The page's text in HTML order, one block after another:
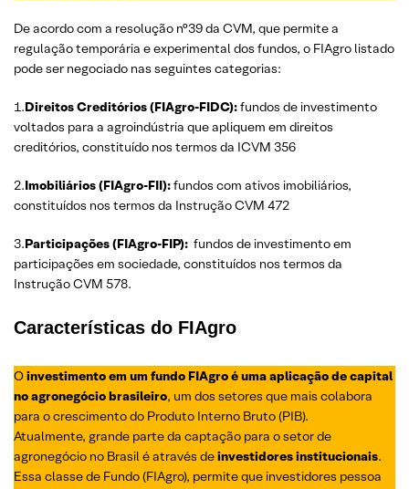
De acordo com a resolução n°39 da CVM, que permite a
regulação temporária e experimental dos fundos, o FIAgro listado
pode ser negociado nas seguintes categorias:
1.Direitos Creditórios (FIAgro-FIDC):fundos de investimento
voltados para a agroindústria que apliquem em direitos
creditórios, constituído nos termos da ICVM 356
2.Imobiliários (FIAgro-FII):fundos com ativos imobiliários,
constituídos nos termos da Instrução CVM 472
3.Participações (FIAgro-FIP): fundos de investimento em
participações em sociedade, constituídos nos termos da
Instrução CVM 578.
Características do FIAgro
Oinvestimento em um fundo FIAgro é uma aplicação de capital
no agronegócio brasileiro, um dos setores que mais colabora
para o crescimento do Produto Interno Bruto (PIB).
Atualmente, grande parte da captação para o setor de
agronegócio no Brasil é através deinvestidores institucionais.
Essa classe de Fundo (FIAgro), permite que investidores pessoa